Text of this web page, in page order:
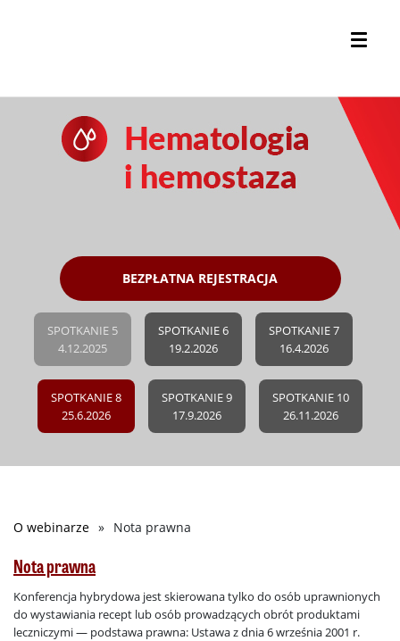
BEZPŁATNA REJESTRACJA
SPOTKANIE 5
4.12.2025
SPOTKANIE 6
19.2.2026
SPOTKANIE 7
16.4.2026
SPOTKANIE 8
25.6.2026
SPOTKANIE 9
17.9.2026
SPOTKANIE 10
26.11.2026
Ścieżka
nawigacyjna
O webinarze Nota prawna
Nota prawna
Konferencja hybrydowa jest skierowana tylko do osób uprawnionych
do wystawiania recept lub osób prowadzących obrót produktami
leczniczymi — podstawa prawna: Ustawa z dnia 6 września 2001 r.